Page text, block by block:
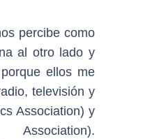
percibe como
al otro lado y
ellos me
televisión y
Association) y